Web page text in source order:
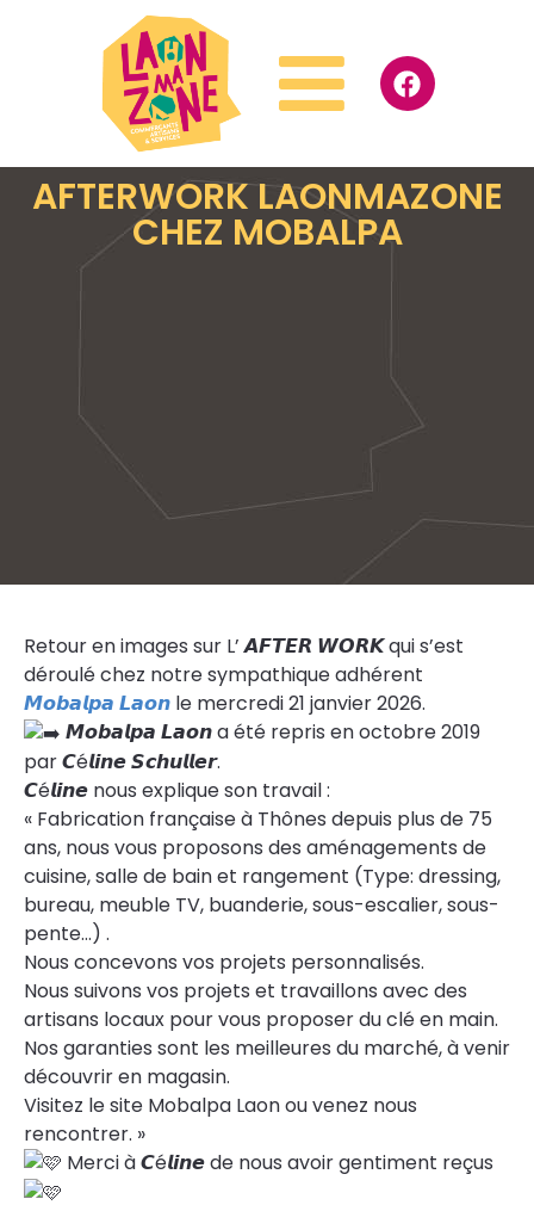
AFTERWORK LAONMAZONE
CHEZ MOBALPA
Retour en images sur L’ 𝘼𝙁𝙏𝙀𝙍 𝙒𝙊𝙍𝙆 qui s’est
déroulé chez notre sympathique adhérent
𝙈𝙤𝙗𝙖𝙡𝙥𝙖 𝙇𝙖𝙤𝙣 le mercredi 21 janvier 2026.
𝙈𝙤𝙗𝙖𝙡𝙥𝙖 𝙇𝙖𝙤𝙣 a été repris en octobre 2019
par 𝘾é𝙡𝙞𝙣𝙚 𝙎𝙘𝙝𝙪𝙡𝙡𝙚𝙧.
𝘾é𝙡𝙞𝙣𝙚 nous explique son travail :
« Fabrication française à Thônes depuis plus de 75
ans, nous vous proposons des aménagements de
cuisine, salle de bain et rangement (Type: dressing,
bureau, meuble TV, buanderie, sous-escalier, sous-
pente…) .
Nous concevons vos projets personnalisés.
Nous suivons vos projets et travaillons avec des
artisans locaux pour vous proposer du clé en main.
Nos garanties sont les meilleures du marché, à venir
découvrir en magasin.
Visitez le site Mobalpa Laon ou venez nous
rencontrer. »
Merci à 𝘾é𝙡𝙞𝙣𝙚 de nous avoir gentiment reçus